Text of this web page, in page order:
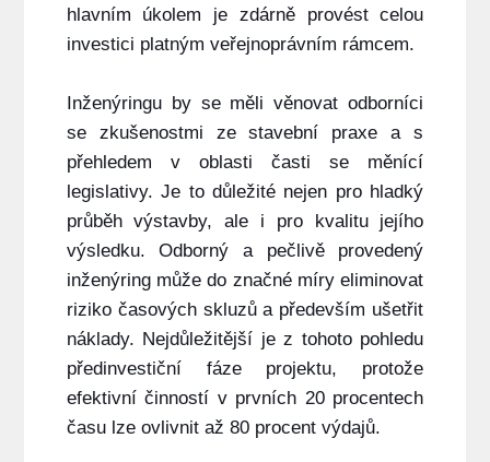
hlavním úkolem je zdárně provést celou
investici platným veřejnoprávním rámcem.
Inženýringu by se měli věnovat odborníci
se zkušenostmi ze stavební praxe a s
přehledem v oblasti časti se měnící
legislativy. Je to důležité nejen pro hladký
průběh výstavby, ale i pro kvalitu jejího
výsledku. Odborný a pečlivě provedený
inženýring může do značné míry eliminovat
riziko časových skluzů a především ušetřit
náklady. Nejdůležitější je z tohoto pohledu
předinvestiční fáze projektu, protože
efektivní činností v prvních 20 procentech
času lze ovlivnit až 80 procent výdajů.